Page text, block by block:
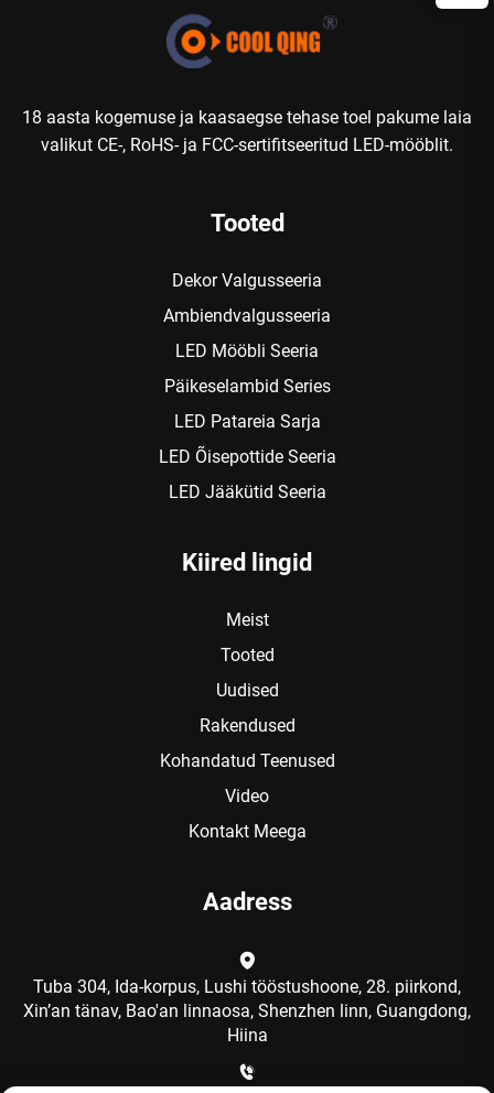
18 aasta kogemuse ja kaasaegse tehase toel pakume laia
valikut CE-, RoHS- ja FCC-sertifitseeritud LED-mööblit.
Tooted
Dekor Valgusseeria
Ambiendvalgusseeria
LED Mööbli Seeria
Päikeselambid Series
LED Patareia Sarja
LED Õisepottide Seeria
LED Jääkütid Seeria
Kiired lingid
Meist
Tooted
Uudised
Rakendused
Kohandatud Teenused
Video
Kontakt Meega
Aadress
Tuba 304, Ida-korpus, Lushi tööstushoone, 28. piirkond,
Xin’an tänav, Bao'an linnaosa, Shenzhen linn, Guangdong,
Hiina